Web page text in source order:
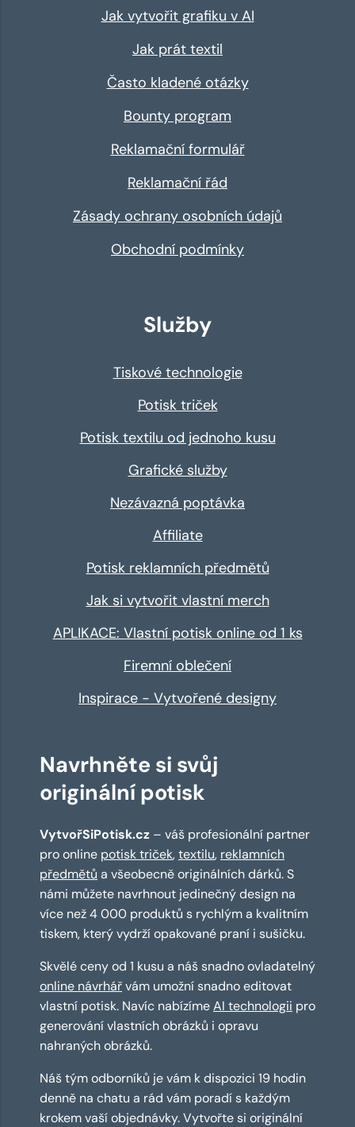
Jak vytvořit grafiku v AI
Jak prát textil
Často kladené otázky
Bounty program
Reklamační formulář
Reklamační řád
Zásady ochrany osobních údajů
Obchodní podmínky
Služby
Tiskové technologie
Potisk triček
Potisk textilu od jednoho kusu
Grafické služby
Nezávazná poptávka
Affiliate
Potisk reklamních předmětů
Jak si vytvořit vlastní merch
APLIKACE: Vlastní potisk online od 1 ks
Firemní oblečení
Inspirace - Vytvořené designy
Navrhněte si svůj
originální potisk
VytvořSiPotisk.cz – váš profesionální partner
pro online potisk triček,textilu, reklamních
předmětů a všeobecně originálních dárků. S
námi můžete navrhnout jedinečný design na
více než 4 000 produktů s rychlým a kvalitním
tiskem, který vydrží opakované praní i sušičku.
Skvělé ceny od 1 kusu a náš snadno ovladatelný
online návrhářvám umožní snadno editovat
vlastní potisk. Navíc nabízímeAI technologii pro
generování vlastních obrázků i opravu
nahraných obrázků.
Náš tým odborníků je vám k dispozici 19 hodin
denně na chatu a rád vám poradí s každým
krokem vaší objednávky. Vytvořte si originální